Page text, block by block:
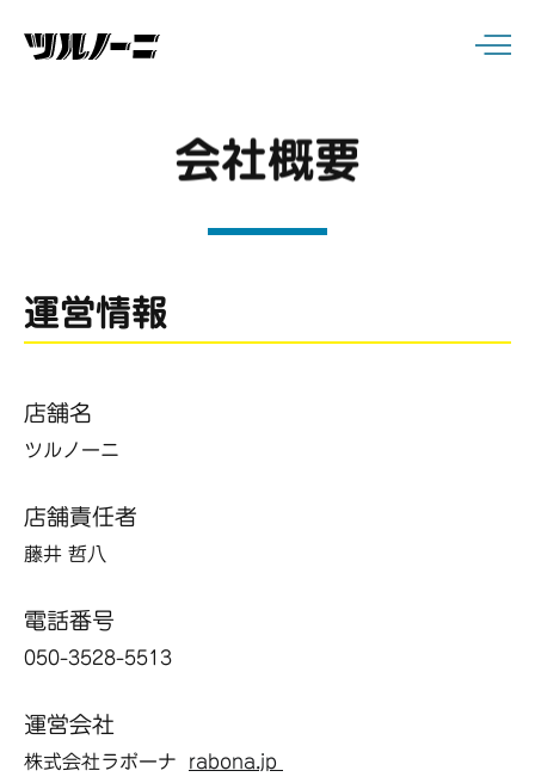
会社概要
運営情報
店舗名​
ツルノーニ
店舗責任者
藤井 哲八
電話番号
050-3528-5513
運営会社
株式会社ラボーナ rabona.jp